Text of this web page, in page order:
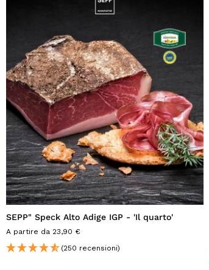
SEPP" Speck Alto Adige IGP - 'Il quarto'
A partire da 23,90 €
(250 recensioni)